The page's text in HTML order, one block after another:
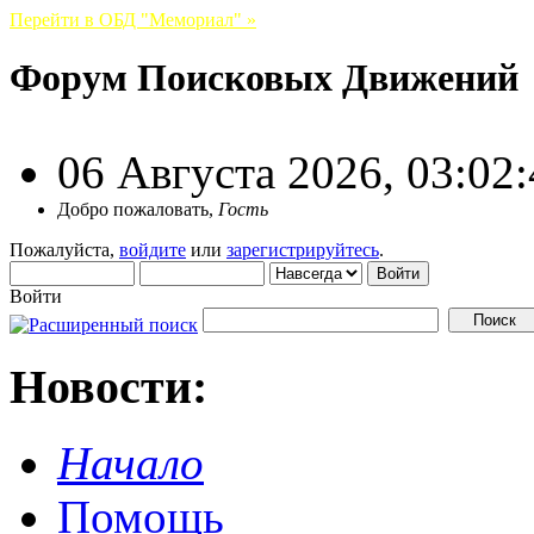
Перейти в ОБД "Мемориал" »
Форум Поисковых Движений
06 Августа 2026,
Добро пожаловать, Гость
Пожалуйста, войдите или зарегистрируйтесь.
Войти
Новости:
Начало
Помощь